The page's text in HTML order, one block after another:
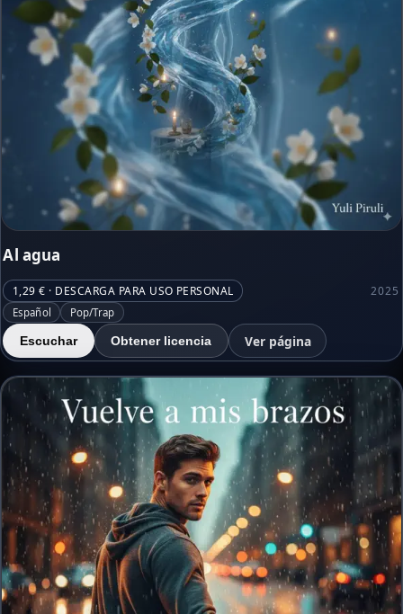
Al agua
1,29 € · DESCARGA PARA USO PERSONAL 2025
Español Pop/Trap
Escuchar Obtener licencia Ver página